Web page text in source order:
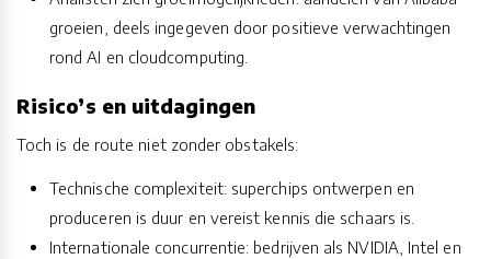
groeien, deels ingegeven door positieve verwachtingen
rond AI en cloudcomputing.
Risico’s en uitdagingen
Toch is de route niet zonder obstakels:
Technische complexiteit: superchips ontwerpen en
produceren is duur en vereist kennis die schaars is.
Internationale concurrentie: bedrijven als NVIDIA, Intel en